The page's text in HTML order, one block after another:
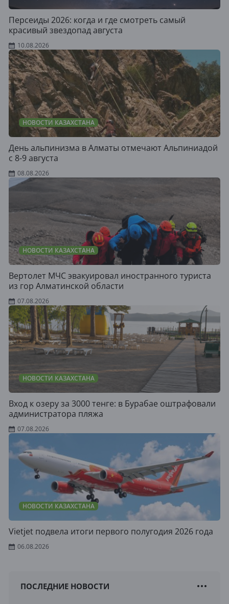
Персеиды 2026: когда и где смотреть самый
красивый звездопад августа
10.08.2026
НОВОСТИ КАЗАХСТАНА
День альпинизма в Алматы отмечают Альпиниадой
с 8-9 августа
08.08.2026
НОВОСТИ КАЗАХСТАНА
Вертолет МЧС эвакуировал иностранного туриста
из гор Алматинской области
07.08.2026
НОВОСТИ КАЗАХСТАНА
Вход к озеру за 3000 тенге: в Бурабае оштрафовали
администратора пляжа
07.08.2026
НОВОСТИ КАЗАХСТАНА
Vietjet подвела итоги первого полугодия 2026 года
06.08.2026
ПОСЛЕДНИЕ НОВОСТИ